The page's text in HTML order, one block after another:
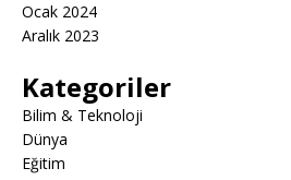
Ocak 2024
Aralık 2023
Kategoriler
Bilim & Teknoloji
Dünya
Eğitim